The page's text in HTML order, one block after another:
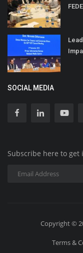
SOCIAL MEDIA
Subscribe here to
Copyright ©
Terms &